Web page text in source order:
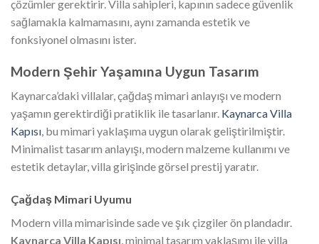
çözümler gerektirir. Villa sahipleri, kapının sadece güvenlik
sağlamakla kalmamasını, aynı zamanda estetik ve
fonksiyonel olmasını ister.
Modern Şehir Yaşamına Uygun Tasarım
Kaynarca’daki villalar, çağdaş mimari anlayışı ve modern
yaşamın gerektirdiği pratiklik ile tasarlanır. Kaynarca Villa
Kapısı, bu mimari yaklaşıma uygun olarak geliştirilmiştir.
Minimalist tasarım anlayışı, modern malzeme kullanımı ve
estetik detaylar, villa girişinde görsel prestij yaratır.
Çağdaş Mimari Uyumu
Modern villa mimarisinde sade ve şık çizgiler ön plandadır.
Kaynarca Villa Kapısı, minimal tasarım yaklaşımı ile villa